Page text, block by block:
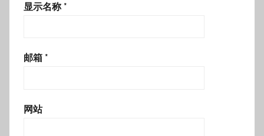
显示名称 *
邮箱 *
网站